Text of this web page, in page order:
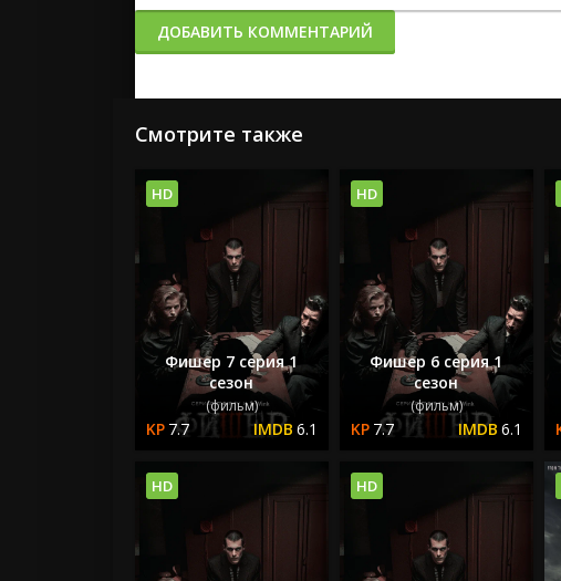
ДОБАВИТЬ КОММЕНТАРИЙ
Смотрите также
Фишер 7 серия 1
сезон
(фильм)
7.7 6.1
HD
Фишер 6 серия 1
сезон
(фильм)
7.7 6.1
HD
HD HD